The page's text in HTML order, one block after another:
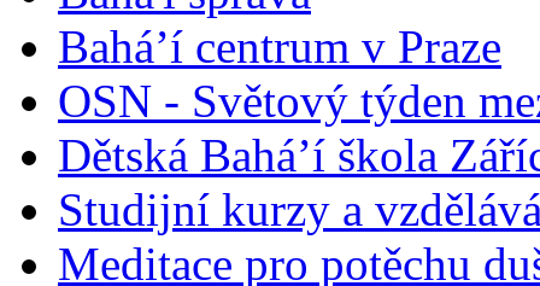
Bahá’í centrum v Praze
OSN - Světový týden
Dětská Bahá’í škola
Studijní kurzy a
Meditace pro potěchu